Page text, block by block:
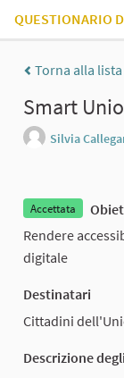
QUESTIONARIO
Torna alla lista
Smart
Silvia
Accettata
Rendere
digitale
Destinatari
Cittadini
Descrizione